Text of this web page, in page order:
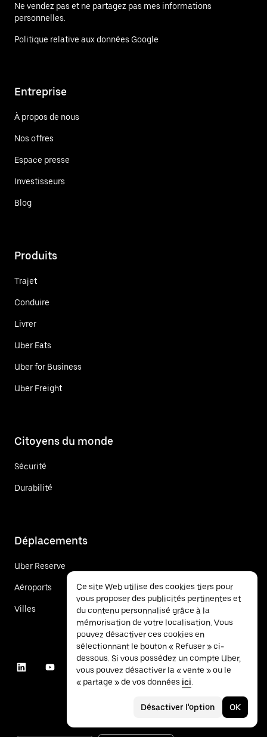
Ne vendez pas et ne partagez pas mes informations
personnelles.
Politique relative aux données Google
Entreprise
À propos de nous
Nos offres
Espace presse
Investisseurs
Blog
Produits
Trajet
Conduire
Livrer
Uber Eats
Uber for Business
Uber Freight
Citoyens du monde
Sécurité
Durabilité
Déplacements
Uber Reserve
Aéroports
Villes
Ce site Web utilise des cookies tiers pour
vous proposer des publicités pertinentes et
du contenu personnalisé grâce à la
mémorisation de votre localisation. Vous
pouvez désactiver ces cookies en
sélectionnant le bouton « Refuser » ci-
dessous. Si vous possédez un compte Uber,
vous pouvez désactiver la « vente » ou le
« partage » de vos données ici.
Désactiver l'option OK